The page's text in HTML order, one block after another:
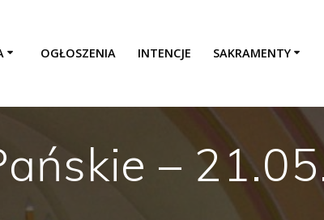
OGŁOSZENIA INTENCJE SAKRAMENTY
–